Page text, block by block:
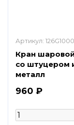
Артикул: 126G1000
Кран
со штуцером
металл
960 ₽